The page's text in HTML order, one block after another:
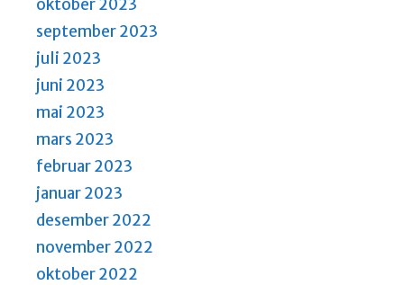
oktober 2023
september 2023
juli 2023
juni 2023
mai 2023
mars 2023
februar 2023
januar 2023
desember 2022
november 2022
oktober 2022